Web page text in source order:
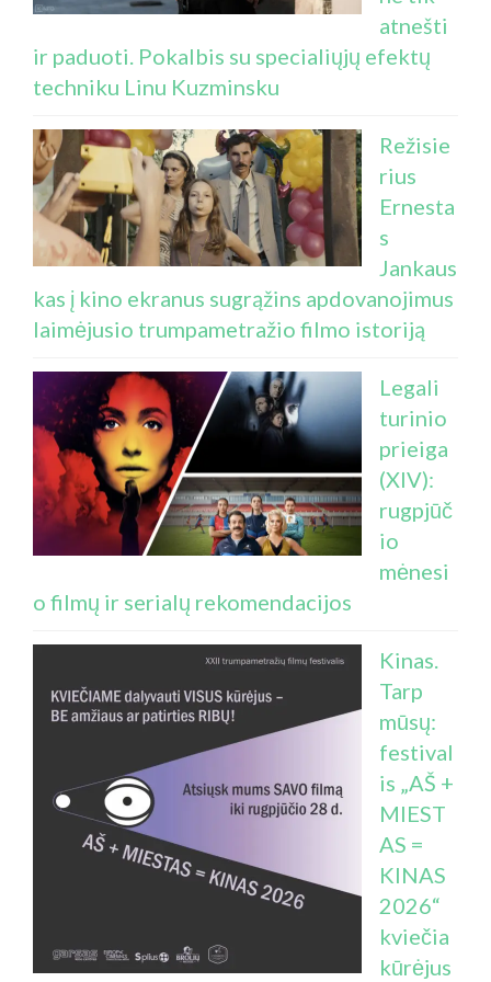
atnešti
ir paduoti. Pokalbis su specialiųjų efektų
techniku Linu Kuzminsku
Režisie
rius
Ernesta
s
Jankaus
kas į kino ekranus sugrąžins apdovanojimus
laimėjusio trumpametražio filmo istoriją
Legali
turinio
prieiga
(XIV):
rugpjūč
io
mėnesi
o filmų ir serialų rekomendacijos
Kinas.
Tarp
mūsų:
festival
is „AŠ +
MIEST
AS =
KINAS
2026“
kviečia
kūrėjus